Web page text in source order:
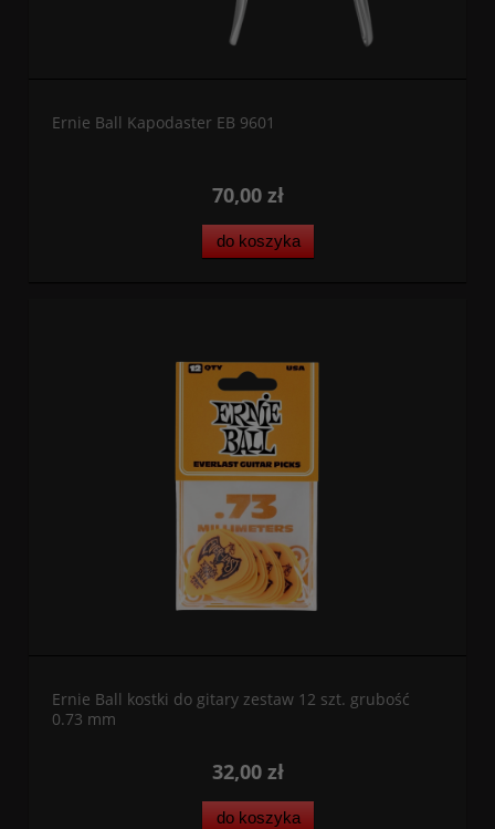
Ernie Ball Kapodaster EB 9601
70,00 zł
do koszyka
Ernie Ball kostki do gitary zestaw 12 szt. grubość
0.73 mm
32,00 zł
do koszyka